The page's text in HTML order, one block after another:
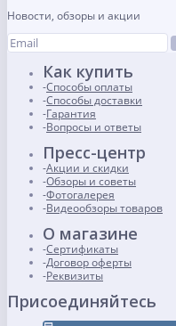
Новости, обзоры и акции
Как купить
Способы оплаты
Способы доставки
Гарантия
Вопросы и ответы
Пресс-центр
Акции и скидки
Обзоры и советы
Фотогалерея
Видеообзоры товаров
О магазине
Сертификаты
Договор оферты
Реквизиты
Присоединяйтесь